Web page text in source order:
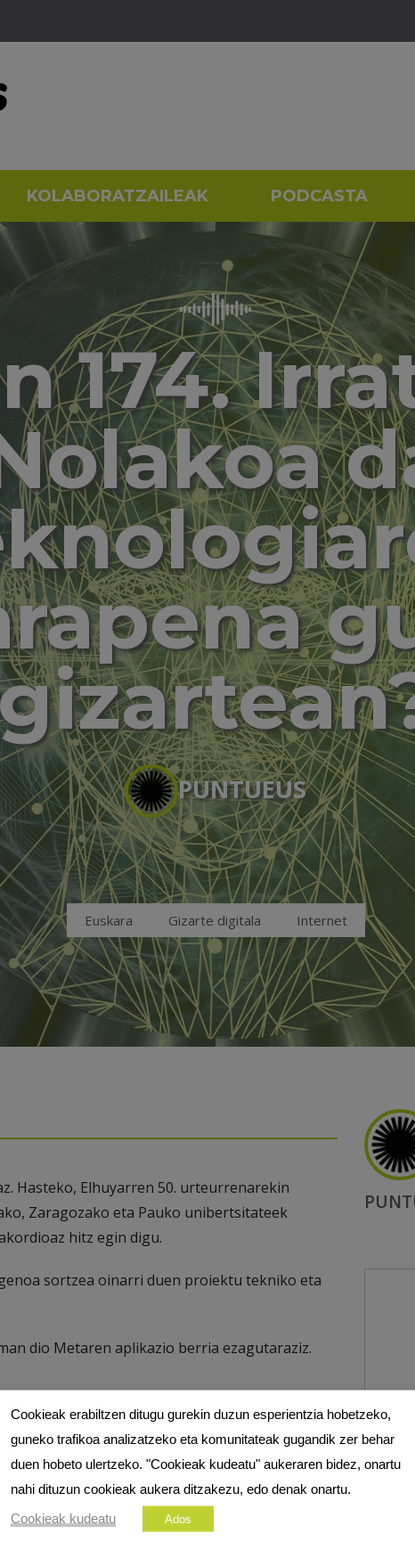
KOLABORATZAILEAK PODCASTA
174.
PUNTUEUS
Euskara Gizarte digitala Internet
Hasteko, Elhuyarren 50. urteurrenarekin
Zaragozako eta Pauko unibertsitateek
hitz egin digu.
sortzea oinarri duen proiektu tekniko eta
dio Metaren aplikazio berria ezagutaraziz.
EZ
eremuak markatuta daude
Cookieak erabiltzen ditugu gurekin duzun esperientzia hobetzeko,
guneko trafikoa analizatzeko eta komunitateak gugandik zer behar
duen hobeto ulertzeko. "Cookieak kudeatu" aukeraren bidez, onartu
nahi dituzun cookieak aukera ditzakezu, edo denak onartu.
Cookieak kudeatu Ados